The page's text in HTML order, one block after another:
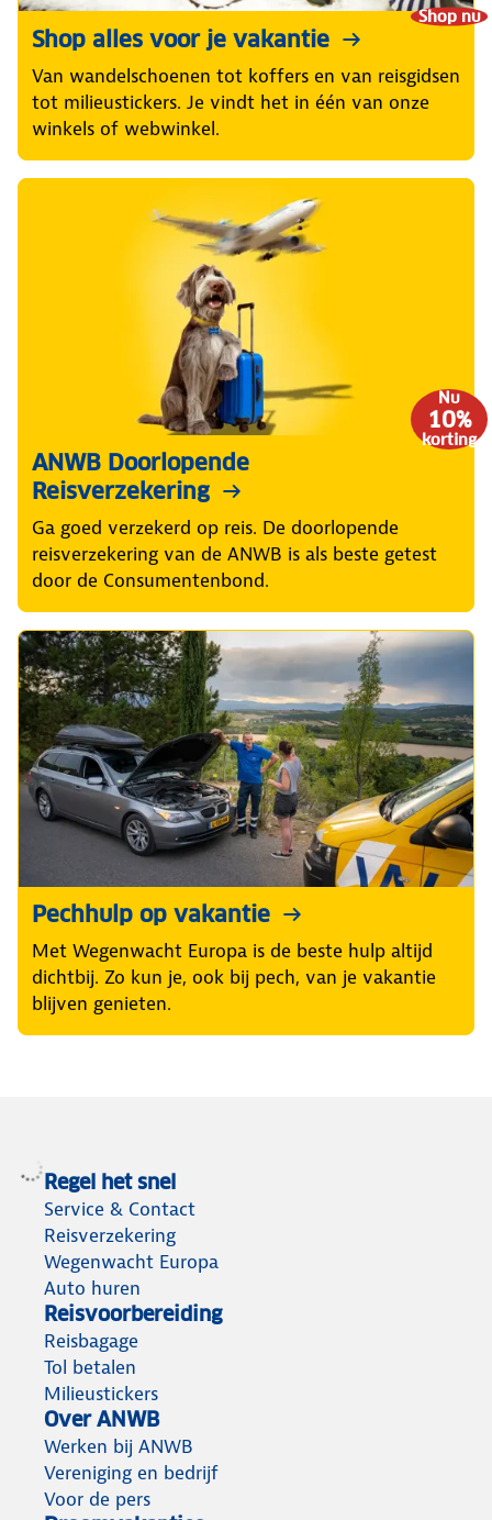
Shop nu
Shop alles voor je vakantie
Van wandelschoenen tot koffers en van reisgidsen
tot milieustickers. Je vindt het in één van onze
winkels of webwinkel.
Nu
10%
korting
ANWB Doorlopende
Reisverzekering
Ga goed verzekerd op reis. De doorlopende
reisverzekering van de ANWB is als beste getest
door de Consumentenbond.
Pechhulp op vakantie
Met Wegenwacht Europa is de beste hulp altijd
dichtbij. Zo kun je, ook bij pech, van je vakantie
blijven genieten.
Regel het snel
Service & Contact
Reisverzekering
Wegenwacht Europa
Auto huren
Reisvoorbereiding
Reisbagage
Tol betalen
Milieustickers
Over ANWB
Werken bij ANWB
Vereniging en bedrijf
Voor de pers